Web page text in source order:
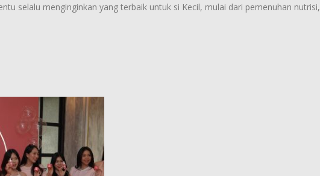
selalu menginginkan yang terbaik untuk si Kecil, mulai dari pemenuhan nutrisi,